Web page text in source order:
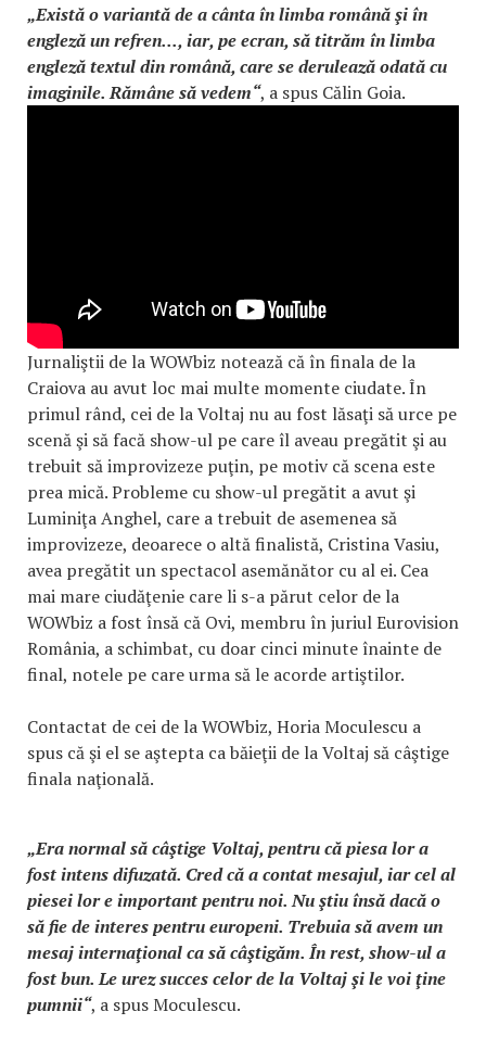
„Există o variantă de a cânta în limba română şi în
engleză un refren..., iar, pe ecran, să titrăm în limba
engleză textul din română, care se derulează odată cu
imaginile. Rămâne să vedem“, a spus Călin Goia.
Jurnaliştii de la WOWbiz notează că în finala de la
Craiova au avut loc mai multe momente ciudate. În
primul rând, cei de la Voltaj nu au fost lăsaţi să urce pe
scenă şi să facă show-ul pe care îl aveau pregătit şi au
trebuit să improvizeze puţin, pe motiv că scena este
prea mică. Probleme cu show-ul pregătit a avut şi
Luminiţa Anghel, care a trebuit de asemenea să
improvizeze, deoarece o altă finalistă, Cristina Vasiu,
avea pregătit un spectacol asemănător cu al ei. Cea
mai mare ciudăţenie care li s-a părut celor de la
WOWbiz a fost însă că Ovi, membru în juriul Eurovision
România, a schimbat, cu doar cinci minute înainte de
final, notele pe care urma să le acorde artiştilor.
Contactat de cei de la WOWbiz, Horia Moculescu a
spus că şi el se aştepta ca băieţii de la Voltaj să câştige
finala naţională.
„Era normal să câştige Voltaj, pentru că piesa lor a
fost intens difuzată. Cred că a contat mesajul, iar cel al
piesei lor e important pentru noi. Nu ştiu însă dacă o
să fie de interes pentru europeni. Trebuia să avem un
mesaj internaţional ca să câştigăm. În rest, show-ul a
fost bun. Le urez succes celor de la Voltaj şi le voi ţine
pumnii“, a spus Moculescu.